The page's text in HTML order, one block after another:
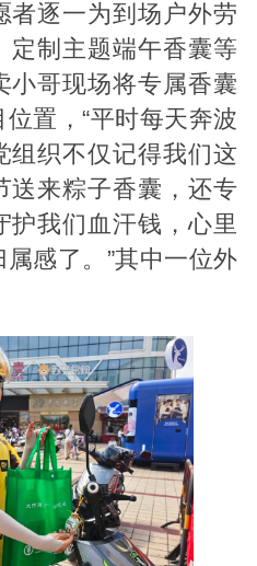
者逐一为到场户外劳
定制主题端午香囊等
小哥现场将专属香囊
置，“平时每天奔波
组织不仅记得我们这
送来粽子香囊，还专
护我们血汗钱，心里
感了。”其中一位外